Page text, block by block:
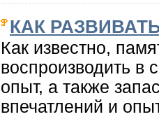
КАК
Как известно,
воспроизводить в
опыт, а также
впечатлений и